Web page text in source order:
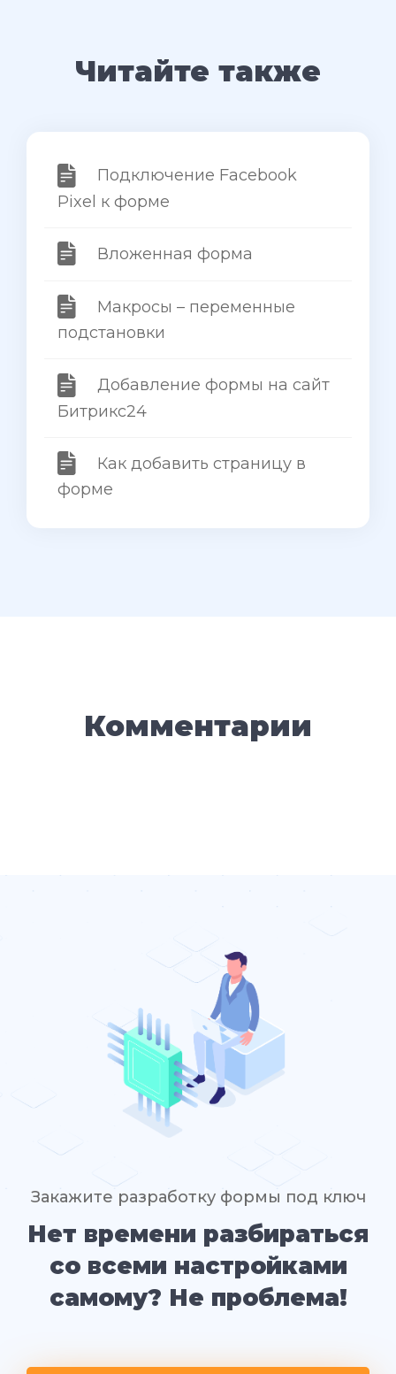
Читайте также
Подключение Facebook
Pixel к форме
Вложенная форма
Макросы – переменные
подстановки
Добавление формы на сайт
Битрикс24
Как добавить страницу в
форме
Комментарии
Закажите разработку формы под ключ
Нет времени разбираться
со всеми настройками
самому? Не проблема!